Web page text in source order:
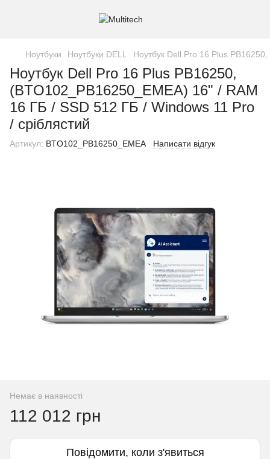
Ноутбуки Ноутбуки DELL Ноутбук Dell Pro 16 Plus
Ноутбук Dell Pro 16 Plus PB16250,
(BTO102_PB16250_EMEA) 16" / RAM
16 ГБ / SSD 512 ГБ / Windows 11 Pro
/ сріблястий
Артикул: BTO102_PB16250_EMEA Написати відгук
Немає в наявності
112 012 грн
Повідомити, коли з'явиться